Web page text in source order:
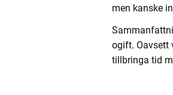
men kanske
ogift. Oavsett
tillbringa tid